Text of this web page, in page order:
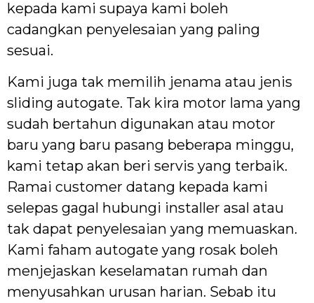
kepada kami supaya kami boleh
cadangkan penyelesaian yang paling
sesuai.
Kami juga tak memilih jenama atau jenis
sliding autogate. Tak kira motor lama yang
sudah bertahun digunakan atau motor
baru yang baru pasang beberapa minggu,
kami tetap akan beri servis yang terbaik.
Ramai customer datang kepada kami
selepas gagal hubungi installer asal atau
tak dapat penyelesaian yang memuaskan.
Kami faham autogate yang rosak boleh
menjejaskan keselamatan rumah dan
menyusahkan urusan harian. Sebab itu